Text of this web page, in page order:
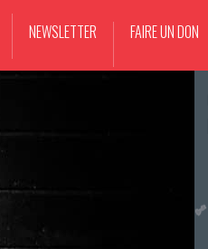
FAIRE UN DON
NEWSLETTER